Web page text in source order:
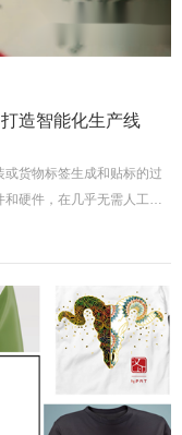
造智能化生产线
货物标签生成和贴标的过
硬件，在几乎无需人工干